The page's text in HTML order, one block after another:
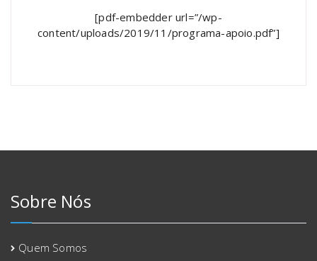
[pdf-embedder url=”/wp-
content/uploads/2019/11/programa-apoio.pdf”]
Sobre Nós
Quem Somos